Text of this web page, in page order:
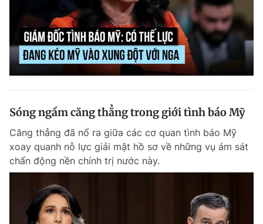
Sóng ngầm căng thẳng trong giới tình báo Mỹ
Căng thẳng đã nổ ra giữa các cơ quan tình báo Mỹ
xoay quanh nỗ lực giải mật hồ sơ về những vụ ám sát
chấn động nền chính trị nước này.